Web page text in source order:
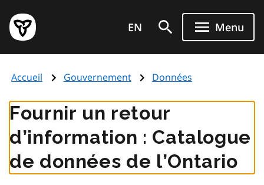
au
contenu
principal
Page
d'accueil
de
EN Menu
Accueil Gouvernement Données
Fournir un retour
d’information : Catalogue
de données de l’Ontario